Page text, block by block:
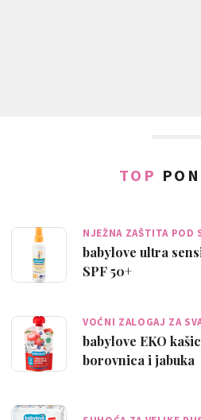
TOP
NJEŽNA ZAŠTITA POD
babylove ultra
SPF 50+
VOĆNI ZALOGAJ ZA
babylove EKO
borovnica i jabuka